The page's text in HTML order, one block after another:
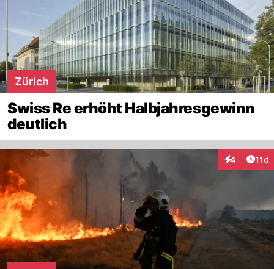
Zürich
Swiss Re erhöht Halbjahresgewinn
deutlich
4 11d